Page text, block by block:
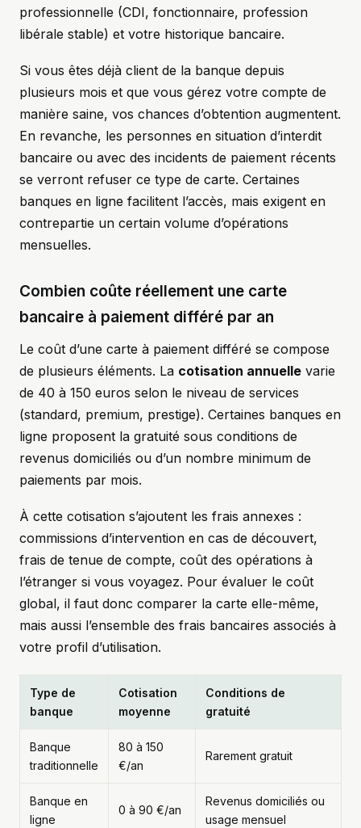
professionnelle (CDI, fonctionnaire, profession
libérale stable) et votre historique bancaire.
Si vous êtes déjà client de la banque depuis
plusieurs mois et que vous gérez votre compte de
manière saine, vos chances d’obtention augmentent.
En revanche, les personnes en situation d’interdit
bancaire ou avec des incidents de paiement récents
se verront refuser ce type de carte. Certaines
banques en ligne facilitent l’accès, mais exigent en
contrepartie un certain volume d’opérations
mensuelles.
Combien coûte réellement une carte
bancaire à paiement différé par an
Le coût d’une carte à paiement différé se compose
de plusieurs éléments. La cotisation annuelle varie
de 40 à 150 euros selon le niveau de services
(standard, premium, prestige). Certaines banques en
ligne proposent la gratuité sous conditions de
revenus domiciliés ou d’un nombre minimum de
paiements par mois.
À cette cotisation s’ajoutent les frais annexes :
commissions d’intervention en cas de découvert,
frais de tenue de compte, coût des opérations à
l’étranger si vous voyagez. Pour évaluer le coût
global, il faut donc comparer la carte elle-même,
mais aussi l’ensemble des frais bancaires associés à
votre profil d’utilisation.
Type de
banque
Cotisation
moyenne
Conditions de
gratuité
Banque
traditionnelle
80 à 150
€/an
Rarement gratuit
Banque en
ligne
0 à 90 €/an
Revenus domiciliés ou
usage mensuel